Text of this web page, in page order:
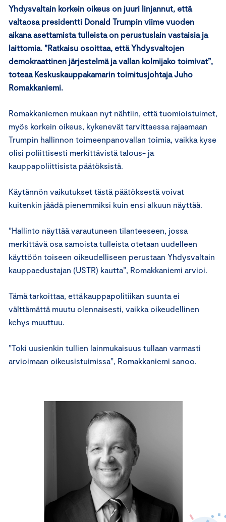
Yhdysvaltain korkein oikeus on juuri linjannut, että
valtaosa presidentti Donald Trumpin viime vuoden
aikana asettamista tulleista on perustuslain vastaisia ja
laittomia. ”Ratkaisu osoittaa, että Yhdysvaltojen
demokraattinen järjestelmä ja vallan kolmijako toimivat”,
toteaa Keskuskauppakamarin toimitusjohtaja Juho
Romakkaniemi.
Romakkaniemen mukaan nyt nähtiin, että tuomioistuimet,
myös korkein oikeus, kykenevät tarvittaessa rajaamaan
Trumpin hallinnon toimeenpanovallan toimia, vaikka kyse
olisi poliittisesti merkittävistä talous- ja
kauppapoliittisista päätöksistä.
Käytännön vaikutukset tästä päätöksestä voivat
kuitenkin jäädä pienemmiksi kuin ensi alkuun näyttää.
”Hallinto näyttää varautuneen tilanteeseen, jossa
merkittävä osa samoista tulleista otetaan uudelleen
käyttöön toiseen oikeudelliseen perustaan Yhdysvaltain
kauppaedustajan (USTR) kautta”, Romakkaniemi arvioi.
Tämä tarkoittaa, että kauppapolitiikan suunta ei
välttämättä muutu olennaisesti, vaikka oikeudellinen
kehys muuttuu.
”Toki uusienkin tullien lainmukaisuus tullaan varmasti
arvioimaan oikeusistuimissa”, Romakkaniemi sanoo.